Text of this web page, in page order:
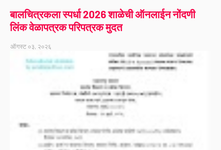
बालचित्रकला स्पर्धा 2026 शाळेची ऑनलाईन नोंदणी
लिंक वेळापत्रक परिपत्रक मुदत
ऑगस्ट ०३, २०२६